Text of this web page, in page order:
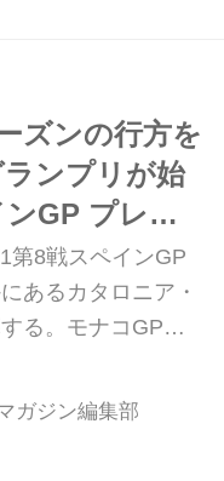
受けたものの、
より12位となっ
ズンの行方を
ンプリが始
GP プレビ
第8戦スペインGP
あるカタロニア・
る。モナコGPか
舞台は変則的な低
から本格的な高速
ットへと一変。ま
ガジン編集部